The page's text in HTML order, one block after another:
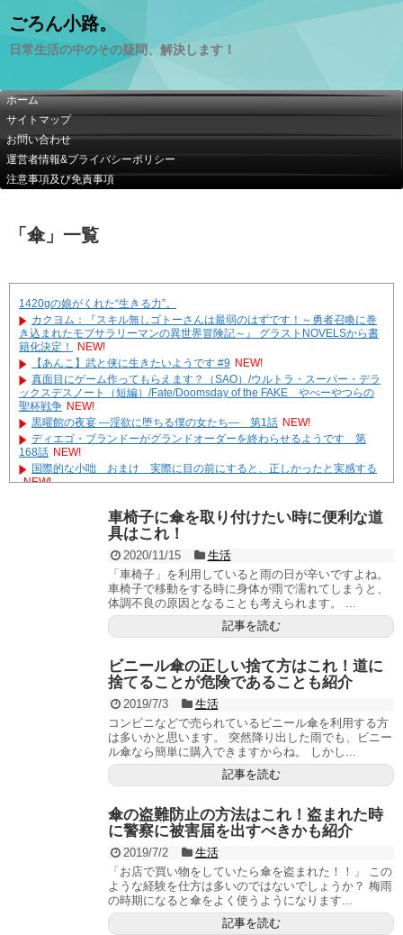
ごろん小路。
日常生活の中のその疑問、解決します！
ホーム
サイトマップ
お問い合わせ
運営者情報&プライバシーポリシー
注意事項及び免責事項
「 傘」 一覧
1420gの娘がくれた“生きる力”。
カクヨム：『スキル無しゴトーさんは最弱のはずです！～勇者召喚に巻
き込まれたモブサラリーマンの異世界冒険記～』 グラストNOVELSから書
籍化決定！
NEW!
【あんこ】武と侠に生きたいようです #9 NEW!
真面目にゲーム作ってもらえます？（SAO）/ウルトラ・スーパー・デラ
ックスデスノート（短編）/Fate/Doomsday of the FAKE やべーやつらの
聖杯戦争 NEW!
黒曜館の夜宴 ―淫欲に堕ちる僕の女たち― 第1話 NEW!
ディエゴ・ブランドーがグランドオーダーを終わらせるようです 第
168話 NEW!
国際的な小咄 おまけ 実際に目の前にすると、正しかったと実感する
NEW!
やる夫達は安価で作られた世界で生きているようです ２９６３ -33
遊☆戯☆王G-WITCH！～水星のクソたぬき～ あとがき
Powered by livedoor 相互RSS
車椅子に傘を取り付けたい時に便利な道
具はこれ！
2020/11/15
生活
「車椅子」を利用していると雨の日が辛いですよね。
車椅子で移動をする時に身体が雨で濡れてしまうと、
体調不良の原因となることも考えられます。 ...
記事を読む
ビニール傘の正しい捨て方はこれ！道に
捨てることが危険であることも紹介
2019/7/3
生活
コンビニなどで売られているビニール傘を利用する方
は多いかと思います。 突然降り出した雨でも、ビニー
ル傘なら簡単に購入できますからね。 しかし...
記事を読む
傘の盗難防止の方法はこれ！盗まれた時
に警察に被害届を出すべきかも紹介
2019/7/2
生活
「お店で買い物をしていたら傘を盗まれた！！」 この
ような経験を仕方は多いのではないでしょうか？ 梅雨
の時期になると傘をよく使うようになります...
記事を読む